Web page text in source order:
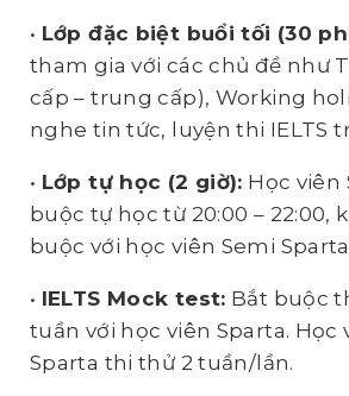
• Lớp đặc biệt buổi tối (30
tham gia với các chủ đề như
cấp – trung cấp), Working
nghe tin tức, luyện thi IELTS
• Lớp tự học (2 giờ): Học viên
buộc tự học từ 20:00 – 22:00,
buộc với học viên Semi Sparta
• IELTS Mock test: Bắt buộc
tuần với học viên Sparta. Học
Sparta thi thử 2 tuần/lần.